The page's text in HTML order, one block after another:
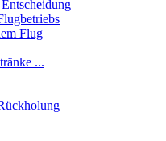
Flug
...